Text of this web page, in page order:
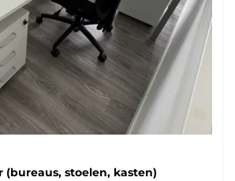
stoelen, kasten)